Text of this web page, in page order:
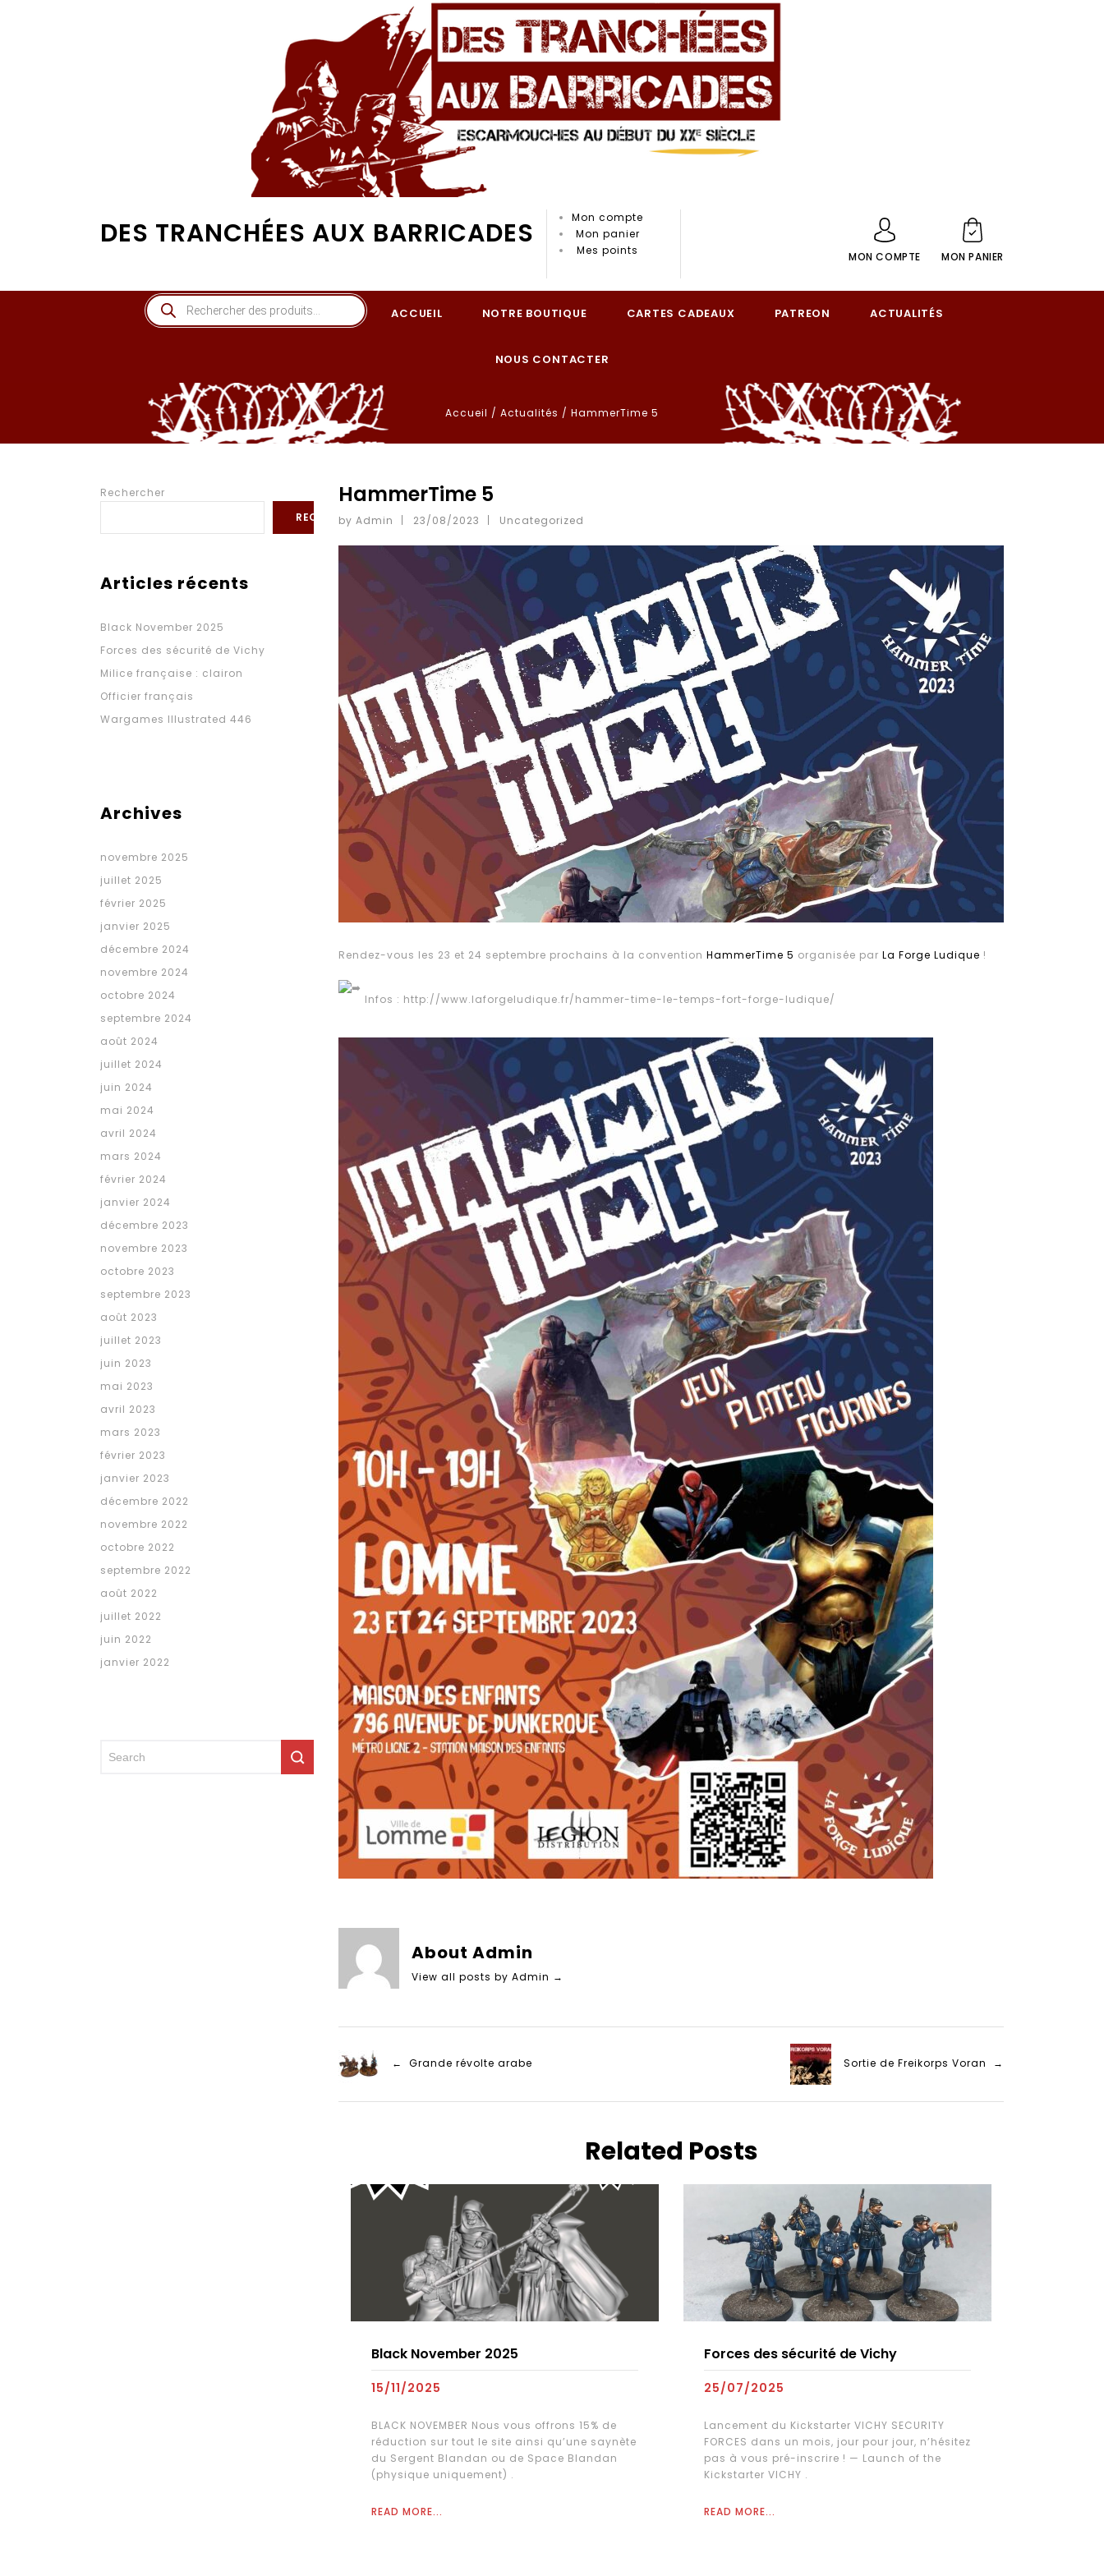
DES TRANCHÉES AUX BARRICADES
Mon compte
Mon panier
Mes points
MON PANIER
MON COMPTE
ACCUEIL NOTRE BOUTIQUE CARTES CADEAUX PATREON ACTUALITÉS
NOUS CONTACTER
Accueil / Actualités / HammerTime 5
HammerTime 5
by Admin 23/08/2023 Uncategorized
Rendez-vous les 23 et 24 septembre prochains à la convention HammerTime 5 organisée par La Forge Ludique !
Infos : http://www.laforgeludique.fr/hammer-time-le-temps-fort-forge-ludique/
About Admin
View all posts by Admin →
← Grande révolte arabe Sortie de Freikorps Voran →
Related Posts
Black November 2025
15/11/2025
BLACK NOVEMBER Nous vous offrons 15% de
réduction sur tout le site ainsi qu’une saynète
du Sergent Blandan ou de Space Blandan
(physique uniquement) .
READ MORE...
Forces des sécurité de Vichy
25/07/2025
Lancement du Kickstarter VICHY SECURITY
FORCES dans un mois, jour pour jour, n’hésitez
pas à vous pré-inscrire ! — Launch of the
Kickstarter VICHY .
READ MORE...
Rechercher
RECHERCHER
Articles récents
Black November 2025
Forces des sécurité de Vichy
Milice française : clairon
Officier français
Wargames Illustrated 446
Archives
novembre 2025
juillet 2025
février 2025
janvier 2025
décembre 2024
novembre 2024
octobre 2024
septembre 2024
août 2024
juillet 2024
juin 2024
mai 2024
avril 2024
mars 2024
février 2024
janvier 2024
décembre 2023
novembre 2023
octobre 2023
septembre 2023
août 2023
juillet 2023
juin 2023
mai 2023
avril 2023
mars 2023
février 2023
janvier 2023
décembre 2022
novembre 2022
octobre 2022
septembre 2022
août 2022
juillet 2022
juin 2022
janvier 2022